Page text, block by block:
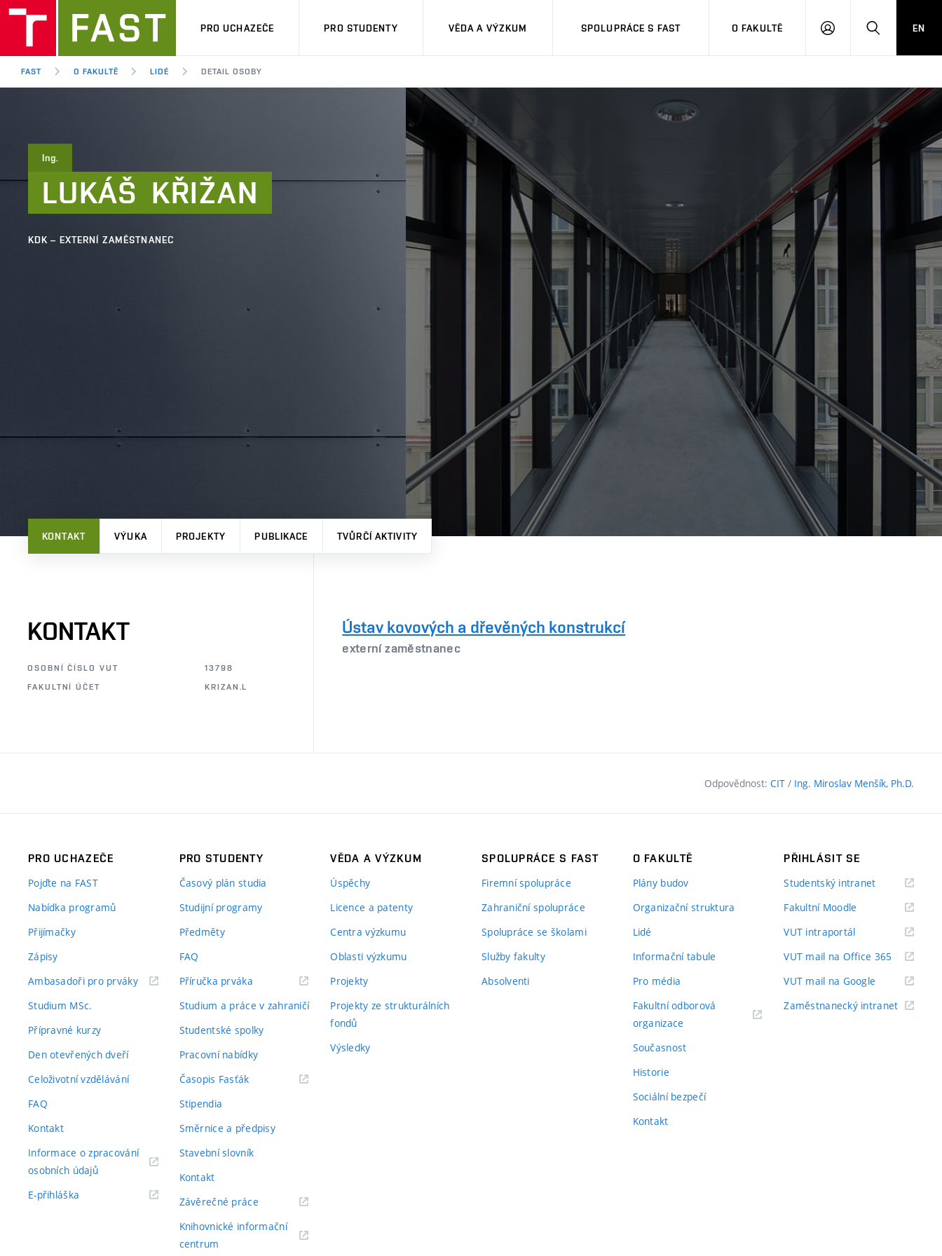
PRO UCHAZEČE PRO STUDENTY VĚDA A VÝZKUM SPOLUPRÁCE S FAST O FAKULTĚ
PŘIHLÁSITHLEDAT
EN
FAST O FAKULTĚ LIDÉ DETAIL OSOBY
Ing.
LUKÁŠ KŘIŽAN
KDK – EXTERNÍ ZAMĚSTNANEC
KONTAKT VÝUKA PROJEKTY PUBLIKACE TVŮRČÍ AKTIVITY
KONTAKT
OSOBNÍ ČÍSLO VUT
13798
FAKULTNÍ ÚČET
KRIZAN.L
Ústav kovových a dřevěných konstrukcí
externí zaměstnanec
Odpovědnost: CIT / Ing. Miroslav Menšík, Ph.D.
PRO UCHAZEČE
Pojďte na FAST
Nabídka programů
Přijímačky
Zápisy
Ambasadoři pro prváky(externí
Studium MSc.
Přípravné kurzy
Den otevřených dveří
Celoživotní vzdělávání
FAQ
Kontakt
Informace o zpracování
osobních údajů(externí
E-přihláška
PRO STUDENTY
Časový plán studia
Studijní programy
Předměty
FAQ
Příručka prváka(externí
Studium a práce v zahraničí
Studentské spolky
Pracovní nabídky
Časopis Fasťák(externí
Stipendia
Směrnice a předpisy
Stavební slovník
Kontakt
Závěrečné práce(externí
Knihovnické informační
centrum
VĚDA A VÝZKUM
Úspěchy
Licence a patenty
Centra výzkumu
Oblasti výzkumu
Projekty
Projekty ze strukturálních
fondů
Výsledky
SPOLUPRÁCE S FAST
Firemní spolupráce
Zahraniční spolupráce
Spolupráce se školami
Služby fakulty
Absolventi
O FAKULTĚ
Plány budov
Organizační struktura
Lidé
Informační tabule
Pro média
Fakultní odborová
organizace
Současnost
Historie
Sociální bezpečí
Kontakt
PŘIHLÁSIT SE
Studentský intranet(externí
Fakultní Moodle
VUT intraportál(externí
VUT mail na Office 365 (externí
odkaz)
VUT mail na Google (externí
Zaměstnanecký intranet(externí